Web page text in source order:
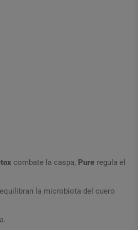
combate la caspa, Pureregula el
la microbiota del cuero